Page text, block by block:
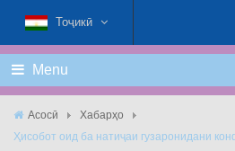
Тоҷикӣ
Menu
Асосӣ
Хабарҳо
Ҳисобот оид ба натиҷаи гузаронидани